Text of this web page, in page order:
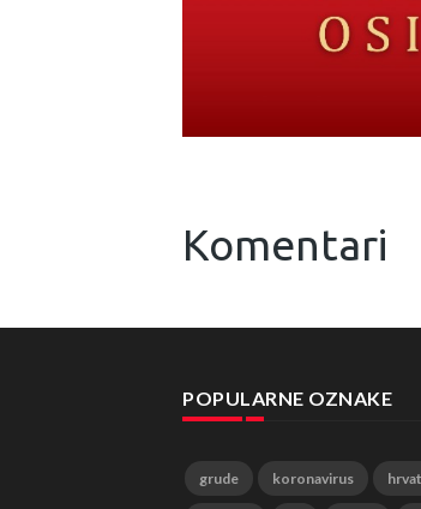
Komentari
POPULARNE OZNAKE
grude koronavirus